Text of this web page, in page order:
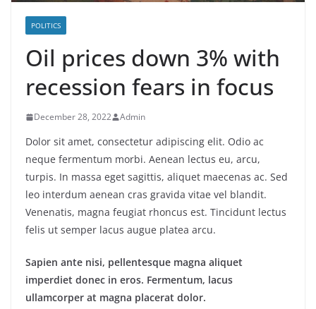
POLITICS
Oil prices down 3% with
recession fears in focus
December 28, 2022 Admin
Dolor sit amet, consectetur adipiscing elit. Odio ac
neque fermentum morbi. Aenean lectus eu, arcu,
turpis. In massa eget sagittis, aliquet maecenas ac. Sed
leo interdum aenean cras gravida vitae vel blandit.
Venenatis, magna feugiat rhoncus est. Tincidunt lectus
felis ut semper lacus augue platea arcu.
Sapien ante nisi, pellentesque magna aliquet
imperdiet donec in eros. Fermentum, lacus
ullamcorper at magna placerat dolor.